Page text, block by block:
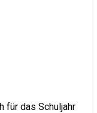
für das Schuljahr